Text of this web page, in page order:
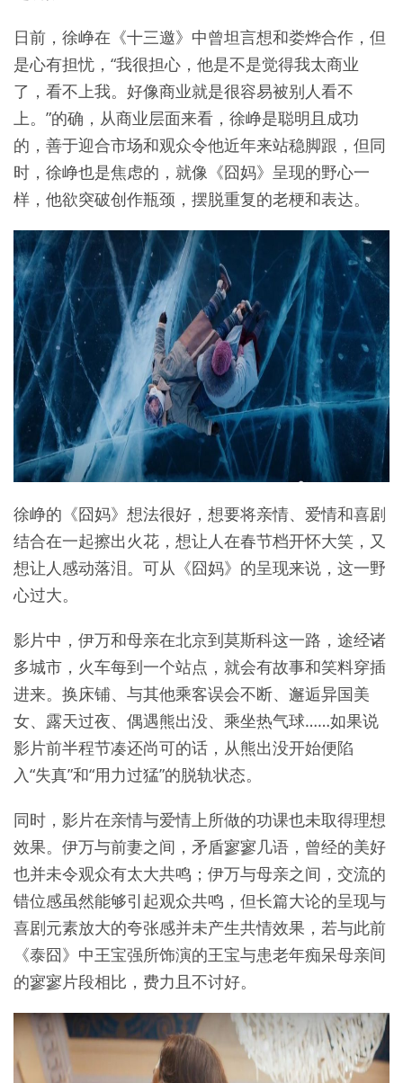
日前，徐峥在《十三邀》中曾坦言想和娄烨合作，但
是心有担忧，“我很担心，他是不是觉得我太商业
了，看不上我。好像商业就是很容易被别人看不
上。”的确，从商业层面来看，徐峥是聪明且成功
的，善于迎合市场和观众令他近年来站稳脚跟，但同
时，徐峥也是焦虑的，就像《囧妈》呈现的野心一
样，他欲突破创作瓶颈，摆脱重复的老梗和表达。
徐峥的《囧妈》想法很好，想要将亲情、爱情和喜剧
结合在一起擦出火花，想让人在春节档开怀大笑，又
想让人感动落泪。可从《囧妈》的呈现来说，这一野
心过大。
影片中，伊万和母亲在北京到莫斯科这一路，途经诸
多城市，火车每到一个站点，就会有故事和笑料穿插
进来。换床铺、与其他乘客误会不断、邂逅异国美
女、露天过夜、偶遇熊出没、乘坐热气球……如果说
影片前半程节凑还尚可的话，从熊出没开始便陷
入“失真”和“用力过猛”的脱轨状态。
同时，影片在亲情与爱情上所做的功课也未取得理想
效果。伊万与前妻之间，矛盾寥寥几语，曾经的美好
也并未令观众有太大共鸣；伊万与母亲之间，交流的
错位感虽然能够引起观众共鸣，但长篇大论的呈现与
喜剧元素放大的夸张感并未产生共情效果，若与此前
《泰囧》中王宝强所饰演的王宝与患老年痴呆母亲间
的寥寥片段相比，费力且不讨好。